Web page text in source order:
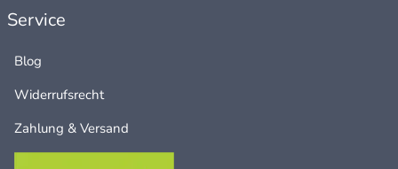
Service
Blog
Widerrufsrecht
Zahlung & Versand